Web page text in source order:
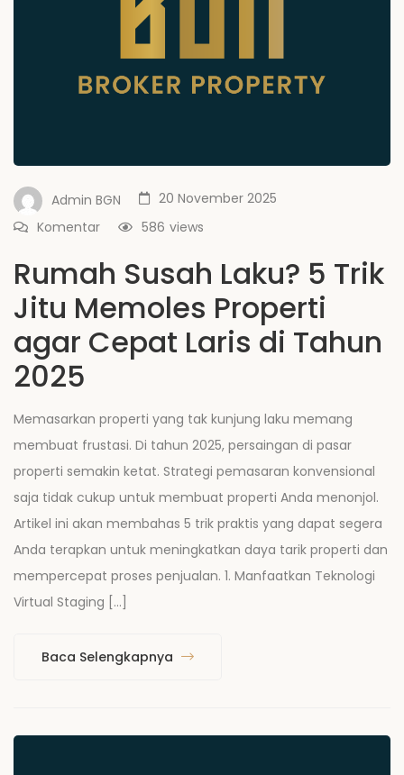
Admin BGN
20 November 2025
Komentar
views
586
Rumah Susah Laku? 5 Trik
Jitu Memoles Properti
agar Cepat Laris di Tahun
2025
Memasarkan properti yang tak kunjung laku memang
membuat frustasi. Di tahun 2025, persaingan di pasar
properti semakin ketat. Strategi pemasaran konvensional
saja tidak cukup untuk membuat properti Anda menonjol.
Artikel ini akan membahas 5 trik praktis yang dapat segera
Anda terapkan untuk meningkatkan daya tarik properti dan
mempercepat proses penjualan. 1. Manfaatkan Teknologi
Virtual Staging […]
Baca Selengkapnya